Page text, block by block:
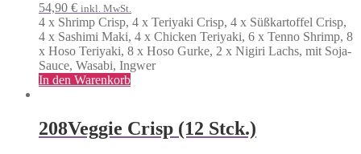
54,90 € inkl. MwSt.
4 x Shrimp Crisp, 4 x Teriyaki Crisp, 4 x Süßkartoffel Crisp,
4 x Sashimi Maki, 4 x Chicken Teriyaki, 6 x Tenno Shrimp, 8
x Hoso Teriyaki, 8 x Hoso Gurke, 2 x Nigiri Lachs, mit Soja-
Sauce, Wasabi, Ingwer
In den Warenkorb
208Veggie Crisp (12 Stck.)